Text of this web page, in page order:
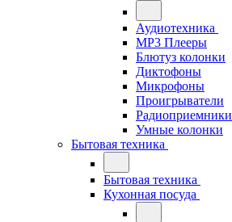
Аудиотехника
MP3 Плееры
Блютуз колонки
Диктофоны
Микрофоны
Проигрыватели
Радиоприемники
Умные колонки
Бытовая техника
Бытовая техника
Кухонная посуда